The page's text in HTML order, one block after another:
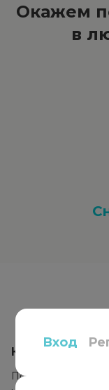
Окажем
в
Как работает
Психотерапевт
Вход